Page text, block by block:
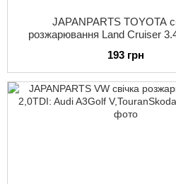
JAPANPARTS TOYOTA
розжарювання Land Cruiser
193 грн